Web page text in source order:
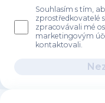
Souhlasím s tím,
zprostředkovatelé
zpracovávali mé
marketingovým
kontaktovali.